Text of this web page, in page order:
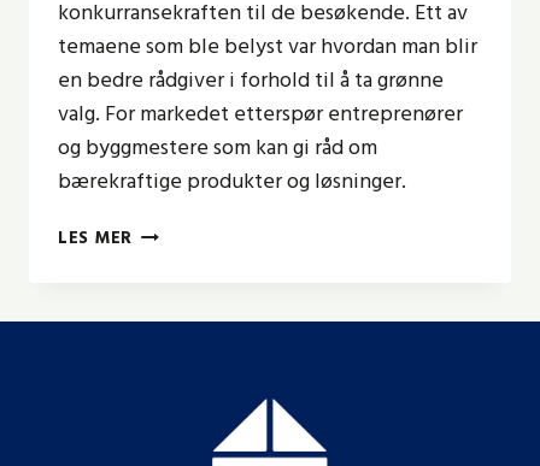
konkurransekraften til de besøkende. Ett av
temaene som ble belyst var hvordan man blir
en bedre rådgiver i forhold til å ta grønne
valg. For markedet etterspør entreprenører
og byggmestere som kan gi råd om
bærekraftige produkter og løsninger.
LES MER GRØNNE
EN